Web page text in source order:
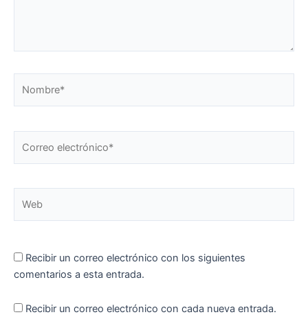
electrónico*
Recibir un correo electrónico con los siguientes
comentarios a esta entrada.
Recibir un correo electrónico con cada nueva entrada.